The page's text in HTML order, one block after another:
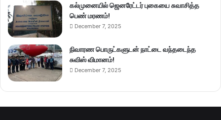
கல்முனையில் ஜெனரேட்டர் புகையை சுவாசித்த
பெண் மரணம்!
December 7, 2025
நிவாரண பொருட்களுடன் நாட்டை வந்தடைந்த
சுவிஸ் விமானம்!
December 7, 2025